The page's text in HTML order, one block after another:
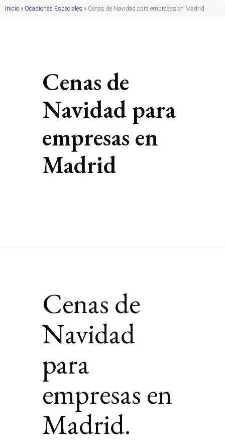
Inicio » Ocasiones Especiales » Cenas de Navidad para empresas en Madrid
Cenas de
Navidad para
empresas en
Madrid
Cenas de
Navidad
para
empresas en
Madrid.